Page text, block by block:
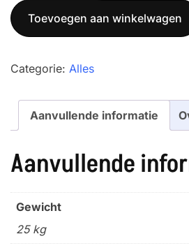
teken
controle
WPY
aantal
Toevoegen aan winkelwagen
Categorie: Alles
Aanvullende informatie
Aanvullende
Gewicht
25 kg